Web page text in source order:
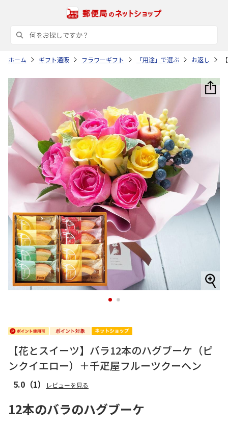
ホーム ギフト通販 フラワーギフト 「用途」で選ぶ お返し
1 2
【花とスイーツ】バラ12本のハグブーケ（ピ
ンクイエロー）＋千疋屋フルーツクーヘン
5.0 （1） レビューを見る
12本のバラのハグブーケ